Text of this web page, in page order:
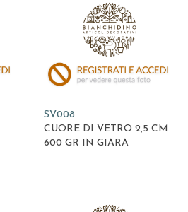
SV008
CUORE DI VETRO 2,5 CM
600 GR IN GIARA